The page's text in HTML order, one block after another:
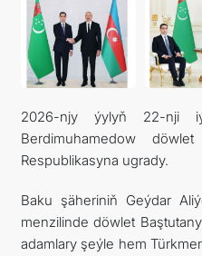
2026-njy ýylyň 22-nji
Berdimuhamedow
Respublikasyna ugrady.
Baku şäheriniň Geýdar
menzilinde döwlet
adamlary şeýle hem